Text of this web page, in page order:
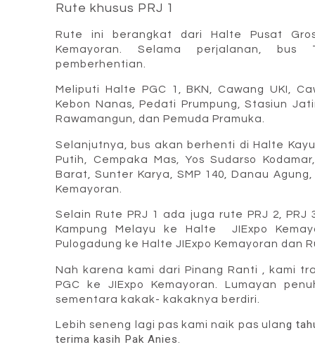
Rute khusus PRJ 1
Rute ini berangkat dari Halte Pusat
Kemayoran. Selama perjalanan, bus
pemberhentian.
Meliputi Halte PGC 1, BKN, Cawang UKI,
Kebon Nanas, Pedati Prumpung, Stasiun
Rawamangun, dan Pemuda Pramuka.
Selanjutnya, bus akan berhenti di Halte
Putih, Cempaka Mas, Yos Sudarso
Barat, Sunter Karya, SMP 140, Danau
Kemayoran.
Selain Rute PRJ 1 ada juga rute PRJ 2,
Kampung Melayu ke Halte
JIExpo
Pulogadung ke Halte JIExpo Kemayoran dan
Nah karena kami dari Pinang Ranti , kami
PGC ke JIExpo Kemayoran. Lumayan
sementara kakak- kakaknya berdiri.
Lebih seneng lagi pas kami naik pas ulang
terima kasih Pak Anies.